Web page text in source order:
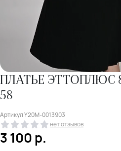
ПЛАТЬЕ ЭТТОПЛЮС
58
АртикулY20M-0013903
нет отзывов
3 100р.